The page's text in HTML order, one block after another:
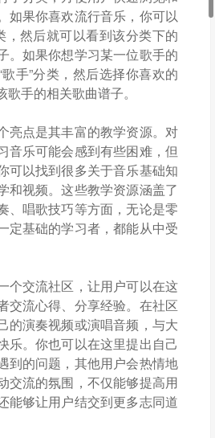
如果你喜欢流行音乐，你可以
，然后就可以看到该分类下的
。如果你想学习某一位歌手的
手”分类，然后选择你喜欢的
手的相关歌曲谱子。
亮点是其丰富的教学资源。对
音乐可能会感到有些困难，但
可以找到很多关于音乐基础知
和视频。这些教学资源涵盖了
、唱歌技巧等方面，无论是零
定基础的学习者，都能从中受
个交流社区，让用户可以在这
交流心得、分享经验。在社区
的演奏视频或演唱音频，与大
乐。你也可以在这里提出自己
到的问题，其他用户会热情地
交流的氛围，不仅能够提高用
能够让用户结交到更多志同道